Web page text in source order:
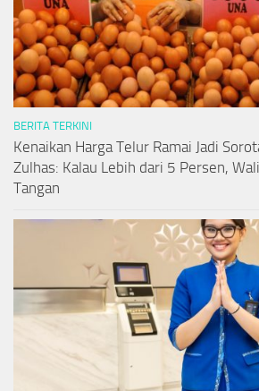
BERITA TERKINI
Kenaikan Harga Telur Ramai Jadi
Zulhas: Kalau Lebih dari 5 Persen,
Tangan